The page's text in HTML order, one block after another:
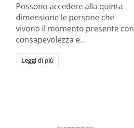
Possono accedere alla quinta
dimensione le persone che
vivono il momento presente con
consapevolezza e…
Leggi di più